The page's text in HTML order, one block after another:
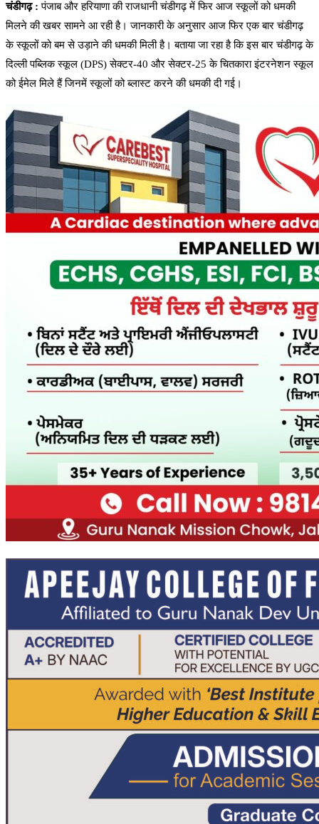
चंडीगढ़ :पंजाब और हरियाणा की राजधानी चंडीगढ़ में फिर आज स्कूलों को धमकी
मिलने की खबर सामने आ रही है। जानकारी के अनुसार आज फिर एक बार चंडीगढ़
के स्कूलों को बम से उड़ाने की धमकी मिली है। बताया जा रहा है कि इस बार चंडीगढ़ के
दिल्ली पब्लिक स्कूल (DPS) सेक्टर-40 और सेक्टर-25 के चितकारा इंटरनेशन स्कूल
को ईमेल मिले हैं जिनमें स्कूलों को ब्लास्ट करने की धमकी दी गई।